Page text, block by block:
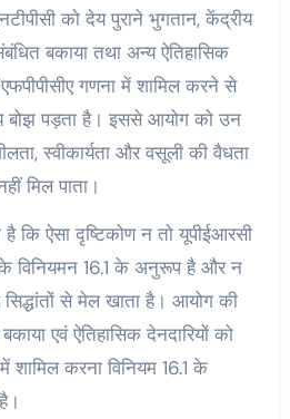
को देय पुराने भुगतान, केंद्रीय
बकाया तथा अन्य ऐतिहासिक
एफपीपीसीए गणना में शामिल करने से
बोझ पड़ता है। इससे आयोग को उन
स्वीकार्यता और वसूली की वैधता
मिल पाता।
कि ऐसा दृष्टिकोण न तो यूपीईआरसी
विनियमन 16.1 के अनुरूप है और न
से मेल खाता है। आयोग की
एवं ऐतिहासिक देनदारियों को
शामिल करना विनियम 16.1 के